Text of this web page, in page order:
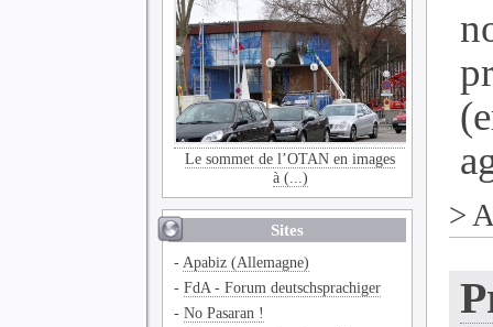
Le sommet de l’OTAN en images
à (...)
Sites
- Apabiz (Allemagne)
-FdA - Forum deutschsprachiger
-No Pasaran !
>